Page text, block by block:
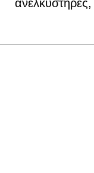
ανελκυστήρες,